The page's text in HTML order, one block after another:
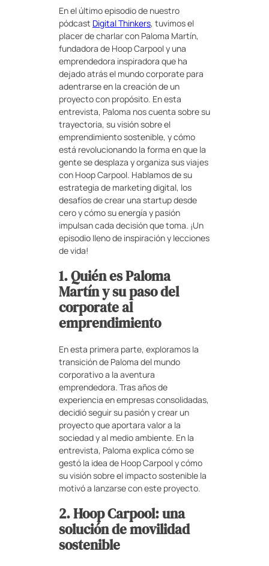
En el último episodio de nuestro
pódcast Digital Thinkers, tuvimos el
placer de charlar con Paloma Martín,
fundadora de Hoop Carpool y una
emprendedora inspiradora que ha
dejado atrás el mundo corporate para
adentrarse en la creación de un
proyecto con propósito. En esta
entrevista, Paloma nos cuenta sobre su
trayectoria, su visión sobre el
emprendimiento sostenible, y cómo
está revolucionando la forma en que la
gente se desplaza y organiza sus viajes
con Hoop Carpool. Hablamos de su
estrategia de marketing digital, los
desafíos de crear una startup desde
cero y cómo su energía y pasión
impulsan cada decisión que toma. ¡Un
episodio lleno de inspiración y lecciones
de vida!
1. Quién es Paloma
Martín y su paso del
corporate al
emprendimiento
En esta primera parte, exploramos la
transición de Paloma del mundo
corporativo a la aventura
emprendedora. Tras años de
experiencia en empresas consolidadas,
decidió seguir su pasión y crear un
proyecto que aportara valor a la
sociedad y al medio ambiente. En la
entrevista, Paloma explica cómo se
gestó la idea de Hoop Carpool y cómo
su visión sobre el impacto sostenible la
motivó a lanzarse con este proyecto.
2. Hoop Carpool: una
solución de movilidad
sostenible